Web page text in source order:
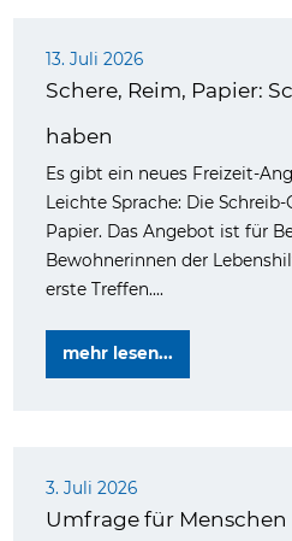
13. Juli 2026
Schere, Reim, Papier:
haben
Es gibt ein neues Freizeit-
Leichte Sprache: Die
Papier. Das Angebot ist für
Bewohnerinnen der
erste Treffen....
mehr lesen...
3. Juli 2026
Umfrage für